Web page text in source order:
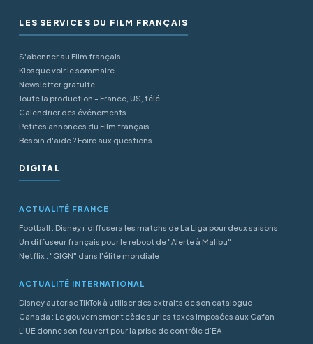
LES SERVICES DU FILM FRANÇAIS
S'abonner au Film français
Kiosque voir le sommaire
Newsletter gratuite
Toute la production - France, US, télé
Calendrier des événements
Petites annonces du Film français
Besoin d'aide ? Foire aux questions
DIGITAL
ACTUALITÉ FRANCE
Football : Disney+ diffusera les matchs de La Liga pour deux saisons
Un diffuseur français pour le reboot de "Alerte à Malibu"
Netflix : "GIGN" dans l'élite mondiale
ACTUALITÉ INTERNATIONAL
Disney autorise TikTok à utiliser des extraits de son catalogue
Canada : Le gouvernement cède sur les taxes imposées aux Gafan
L’UE donne son feu vert pour la prise de contrôle d’EA